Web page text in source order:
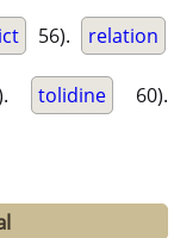
56). relation
tolidine 60).